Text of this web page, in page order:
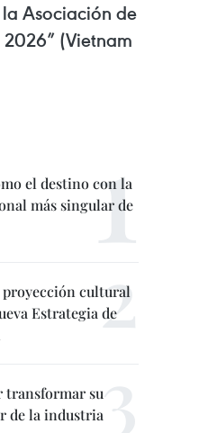
Asociación de
(Vietnam
el destino con la
más singular de
cultural
Estrategia de
transformar su
de la industria